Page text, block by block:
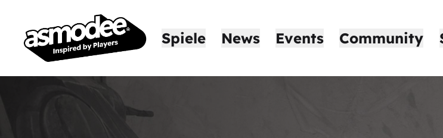
Spiele News Events Community